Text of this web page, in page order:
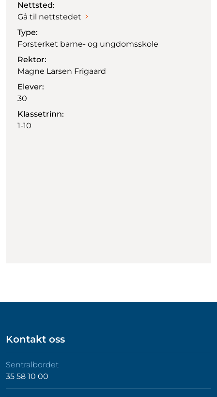
Nettsted:
Gå til nettstedet
Type:
Forsterket barne- og ungdomsskole
Rektor:
Magne Larsen Frigaard
Elever:
30
Klassetrinn:
1-10
Kontakt oss
Sentralbordet
35 58 10 00